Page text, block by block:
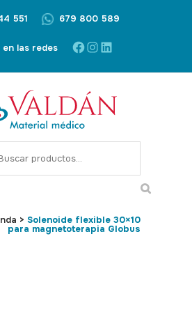
551 679 800 589
en las redes Facebook
Instagram
LinkedIn
S
e
c
> Solenoide flexible 30×10
para magnetoterapia Globus